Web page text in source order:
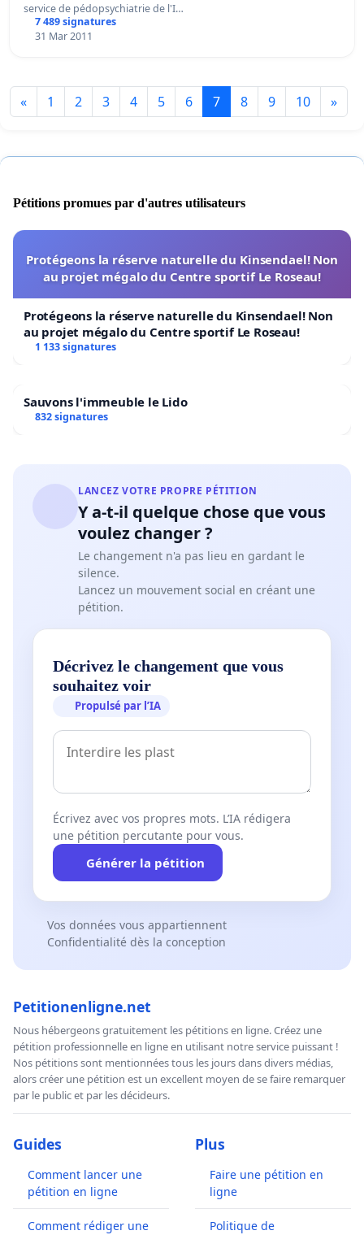
service de pédopsychiatrie de l'I…
7 489 signatures
31 Mar 2011
« 1 2 3 4 5 6 7 8 9 10 »
Pétitions promues par d'autres utilisateurs
Protégeons la réserve naturelle du Kinsendael! Non
au projet mégalo du Centre sportif Le Roseau!
Protégeons la réserve naturelle du Kinsendael! Non
au projet mégalo du Centre sportif Le Roseau!
1 133 signatures
Sauvons l'immeuble le Lido
832 signatures
LANCEZ VOTRE PROPRE PÉTITION
Y a-t-il quelque chose que vous
voulez changer ?
Le changement n'a pas lieu en gardant le
silence.
Lancez un mouvement social en créant une
pétition.
Décrivez le changement que vous
souhaitez voir
Propulsé par l’IA
Écrivez avec vos propres mots. L’IA rédigera
une pétition percutante pour vous.
Générer la pétition
Vos données vous appartiennent
Confidentialité dès la conception
Petitionenligne.net
Nous hébergeons gratuitement les pétitions en ligne. Créez une
pétition professionnelle en ligne en utilisant notre service puissant !
Nos pétitions sont mentionnées tous les jours dans divers médias,
alors créer une pétition est un excellent moyen de se faire remarquer
par le public et par les décideurs.
Guides
Comment lancer une
pétition en ligne
Comment rédiger une
Plus
Faire une pétition en
ligne
Politique de